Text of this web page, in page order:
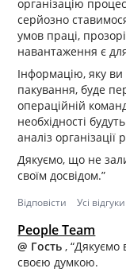
організацію
серйозно
умов праці,
навантаження є
Інформацію, яку
пакування, буде
операційній
необхідності
аналіз організації
Дякуємо, що не
своїм досвідом.”
Відповісти Усі
People Team
@ Гость, “Дякуємо
своєю думкою.